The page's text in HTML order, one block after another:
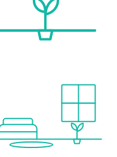
Stellplatz (7x Verfügbar)
(52x Verfügbar)
lesen.